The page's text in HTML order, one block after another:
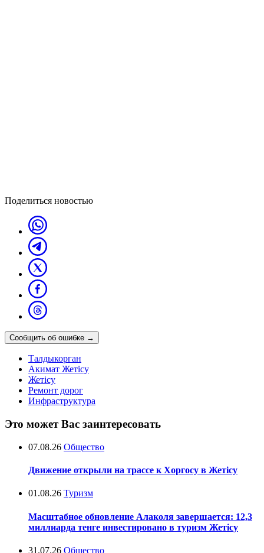
Поделиться новостью
Сообщить об ошибке →
Талдыкорган
Акимат Жетісу
Жетісу
Ремонт дорог
Инфраструктура
Это может Вас заинтересовать
07.08.26 Общество
Движение открыли на трассе к Хоргосу в Жетісу
01.08.26 Туризм
Масштабное обновление Алаколя завершается: 12,3
миллиарда тенге инвестировано в туризм Жетісу
31.07.26 Общество